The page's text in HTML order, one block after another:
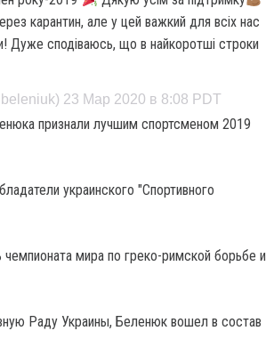
карантин, але у цей важкий для всіх нас
Дуже сподіваюсь, що в найкоротші строки
23 Мар 2020 в 8:08 PDT
признали лучшим спортсменом 2019
украинского "Спортивного
мира по греко-римской борьбе и
Раду Украины, Беленюк вошел в состав